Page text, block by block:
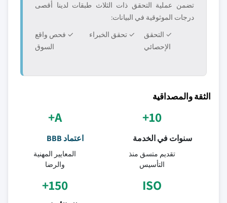
تضمن عملية التحقق ذات الثلاث طبقات لدينا أقصى
درجات الموثوقية في البيانات:
✓ التحقق
الإحصائي
✓ تحقق الخبراء
✓ فحص واقع
السوق
الثقة والمصداقية
10+
سنوات في الخدمة
تقديم متسق منذ
التأسيس
A+
اعتماد BBB
المعايير المهنية
والرضا
ISO
150+